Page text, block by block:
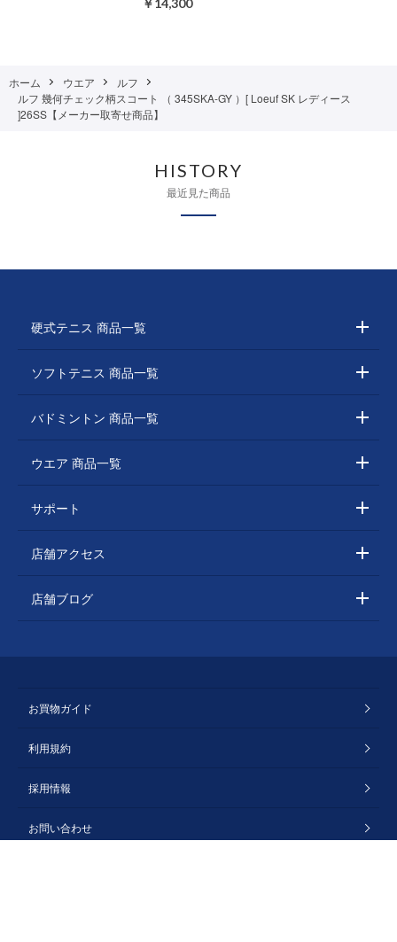
￥14,300
ホーム ウエア
ルフ
ルフ 幾何チェック柄スコート （ 345SKA-GY ）[ Loeuf SK レディース
]26SS【メーカー取寄せ商品】
HISTORY
最近見た商品
硬式テニス 商品一覧
ソフトテニス 商品一覧
バドミントン 商品一覧
ウエア 商品一覧
サポート
店舗アクセス
店舗ブログ
お買物ガイド
利用規約
採用情報
お問い合わせ